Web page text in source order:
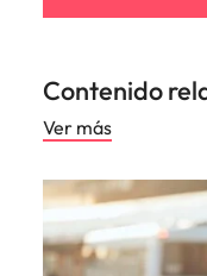
Contenido
Ver más